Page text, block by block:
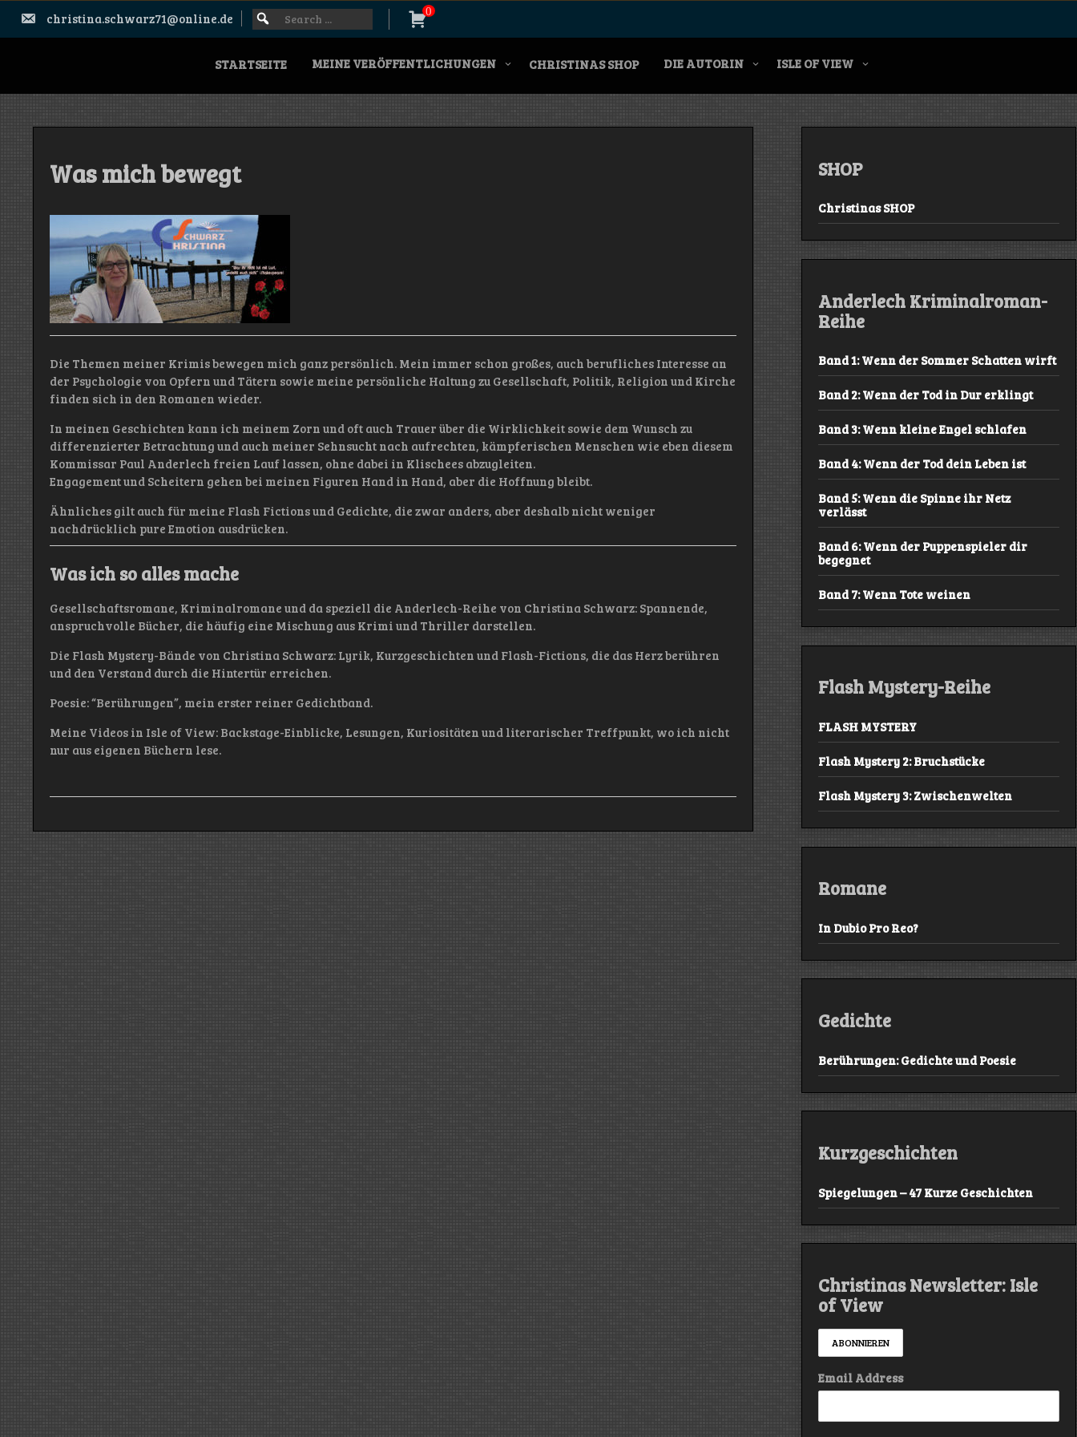
Skip
christina.schwarz71@online.de
SEARCH
FOR:
Search
for:
0
STARTSEITE MEINE VERÖFFENTLICHUNGEN CHRISTINAS SHOP DIE AUTORIN ISLE OF VIEW
Was mich bewegt
Die Themen meiner Krimis bewegen mich ganz persönlich. Mein immer schon großes, auch berufliches Interesse an
der Psychologie von Opfern und Tätern sowie meine persönliche Haltung zu Gesellschaft, Politik, Religion und Kirche
finden sich in den Romanen wieder.
In meinen Geschichten kann ich meinem Zorn und oft auch Trauer über die Wirklichkeit sowie dem Wunsch zu
differenzierter Betrachtung und auch meiner Sehnsucht nach aufrechten, kämpferischen Menschen wie eben diesem
Kommissar Paul Anderlech freien Lauf lassen, ohne dabei in Klischees abzugleiten.
Engagement und Scheitern gehen bei meinen Figuren Hand in Hand, aber die Hoffnung bleibt.
Ähnliches gilt auch für meine Flash Fictions und Gedichte, die zwar anders, aber deshalb nicht weniger
nachdrücklich pure Emotion ausdrücken.
Was ich so alles mache
Gesellschaftsromane, Kriminalromane und da speziell die Anderlech-Reihe von Christina Schwarz: Spannende,
anspruchvolle Bücher, die häufig eine Mischung aus Krimi und Thriller darstellen.
Die Flash Mystery-Bände von Christina Schwarz: Lyrik, Kurzgeschichten und Flash-Fictions, die das Herz berühren
und den Verstand durch die Hintertür erreichen.
Poesie: “Berührungen”, mein erster reiner Gedichtband.
Meine Videos in Isle of View: Backstage-Einblicke, Lesungen, Kuriositäten und literarischer Treffpunkt, wo ich nicht
nur aus eigenen Büchern lese.
SHOP
Christinas SHOP
Anderlech Kriminalroman-
Reihe
Band 1: Wenn der Sommer Schatten wirft
Band 2: Wenn der Tod in Dur erklingt
Band 3: Wenn kleine Engel schlafen
Band 4: Wenn der Tod dein Leben ist
Band 5: Wenn die Spinne ihr Netz
verlässt
Band 6: Wenn der Puppenspieler dir
begegnet
Band 7: Wenn Tote weinen
Flash Mystery-Reihe
FLASH MYSTERY
Flash Mystery 2: Bruchstücke
Flash Mystery 3: Zwischenwelten
Romane
In Dubio Pro Reo?
Gedichte
Berührungen: Gedichte und Poesie
Kurzgeschichten
Spiegelungen – 47 Kurze Geschichten
Christinas Newsletter: Isle
of View
Email Address